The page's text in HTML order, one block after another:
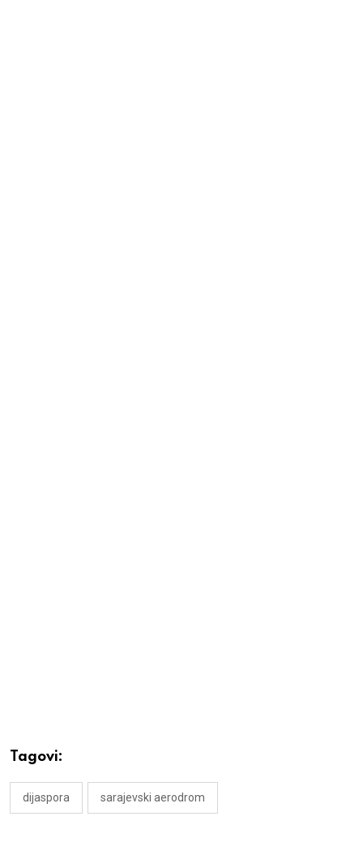
Tagovi:
dijaspora sarajevski aerodrom